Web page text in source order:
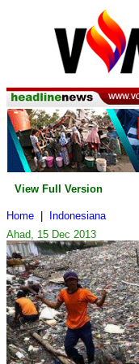
View Full Version
Home
Indonesiana
Ahad, 15 Dec 2013